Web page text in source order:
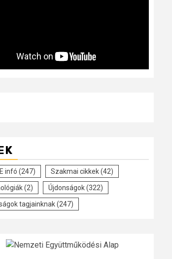
infó (247) Szakmai cikkek(42)
(2) Újdonságok(322)
tagjainknak(247)